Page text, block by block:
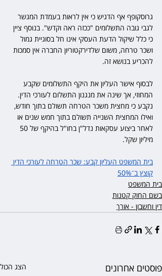
גרוסקופף אף הדגיש כי אין לראות בעמדת המגשר
לגבי גובה התשלומים "ככזה ראה וקדש". בנוסף ציין
כי כלל שיקול הדעת העסקי אינו חל בסוגיית גמול
ושכר טרחה, משום שלדירקטוריון החברה אין סמכות
להכריע בנושא זה.
לבסוף אישר העליון את היקף התשלומים שקבע
המחוזי, אך שינה את מנגנון התשלום לעורכי הדין.
נקבע כי מחצית משכר הטרחה תשולם בתוך חודש,
ואילו המחצית השנייה תשולם בתוך חמש שנים או
מיליון שקל.
בית המשפט העליון קבע: שכר הטרחה לעורכי הדין
קוצץ ב־50%
בית המשפט
בשם החוק קטנות
דין וחשבון - אורך
פוסטים אחרונים הצג הכול